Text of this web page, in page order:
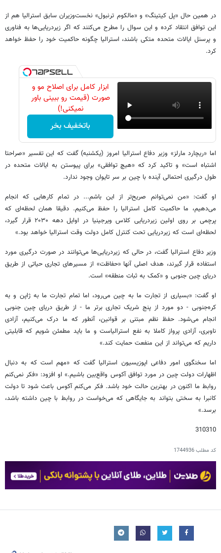
در همین حال «پل کیتینگ» و «مالکوم ترنبول» نخست‌وزیران سابق استرالیا هم از
این توافق انتقاد کرده و این سوال را مطرح می‌کنند که اگر زیردریایی‌ها به فناوری
و پرسنل ایالات متحده متکی باشند، استرالیا چگونه حاکمیت خود را حفظ خواهد
کرد.
ابزار کامل برای اصلاح مو و
صورت (قیمت رو ببینی باور
نمیکنی!)
باتخفیف بخر
اما «ریچارد مارلز» وزیر دفاع استرالیا امروز (یکشنبه) گفت که این تفسیر «صراحتا
اشتباه است» و تاکید کرد که «هیچ توافقی» برای پیوستن به ایالات متحده در
طول درگیری احتمالی آینده با چین بر سر تایوان وجود ندارد.
او گفت: «من نمی‌توانم صریح‌تر از این باشم... در تمام کارهایی که انجام
می‌دهیم، ما حاکمیت کامل استرالیا را حفظ می‌کنیم. دقیقا همان لحظه‌ای که
پرچمی بر روی اولین زیردریایی کلاس ویرجینیا در اوایل دهه ۲۰۳۰ قرار گیرد،
لحظه‌ای است که زیردریایی تحت کنترل کامل دولت وقت استرالیا خواهد بود.»
وزیر دفاع استرالیا گفت، در حالی که زیردریایی‌ها می‌توانند در صورت درگیری مورد
استفاده قرار گیرند، هدف اصلی آنها «حفاظت» از مسیرهای تجاری حیاتی از طریق
دریای چین جنوبی و «کمک به ثبات منطقه» است.
او گفت: «بسیاری از تجارت ما به چین می‌رود، اما تمام تجارت ما به ژاپن و به
کره‌جنوبی - دو مورد از پنج شریک تجاری برتر ما - از طریق دریای چین جنوبی
انجام می‌شود. حفظ نظم مبتنی بر قوانین، آنطور که ما درک می‌کنیم، آزادی
ناوبری، آزادی پرواز کاملا به نفع استرالیاست و ما باید مطمئن شویم که قابلیتی
داریم که می‌تواند از این منفعت حمایت کند.»
اما سخنگوی امور دفاعی اپوزیسیون استرالیا گفت که «مهم است که به دنبال
اظهارات دولت چین در مورد توافق آکوس واقع‌بین باشیم.» او افزود: «فکر نمی‌کنم
روابط ما اکنون در بهترین حالت خود باشد. فکر می‌کنم آکوس باعث شود تا دولت
کانبرا به سختی بتواند به جایگاهی که می‌خواست در روابط با چین داشته باشد،
برسد.»
310310
کد مطلب1744936